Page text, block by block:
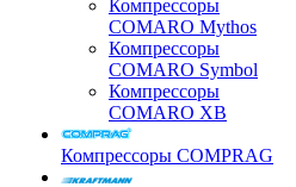
Компрессоры
COMARO Mythos
Компрессоры
COMARO Symbol
Компрессоры
COMARO XB
Компрессоры COMPRAG